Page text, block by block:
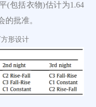
(包括衣物)估计为1.64
的批准。
形设计